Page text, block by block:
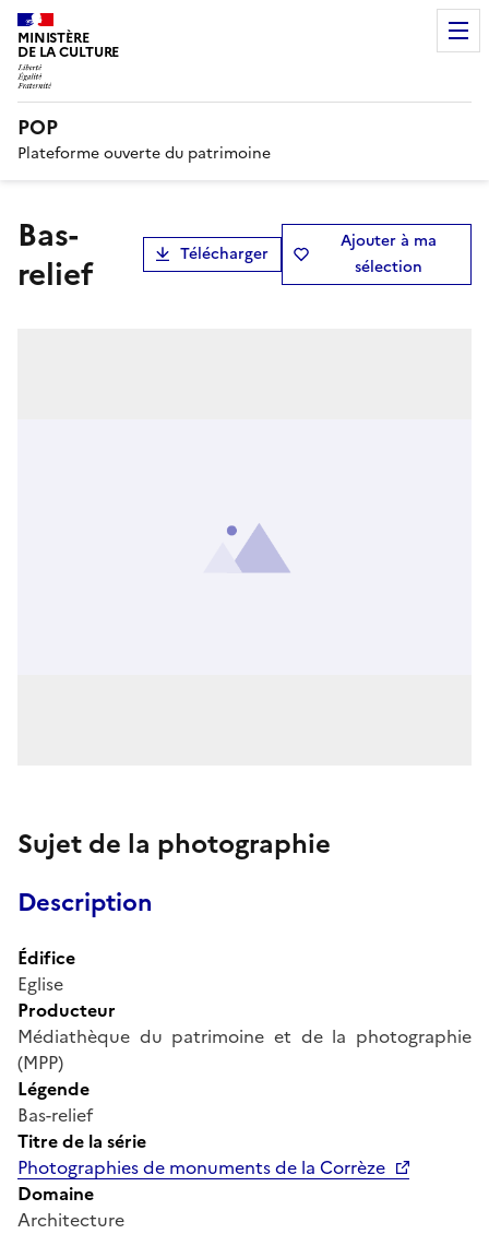
MINISTÈRE
DE LA CULTURE
POP
Plateforme ouverte du patrimoine
Bas-
relief
Télécharger
Ajouter à ma
sélection
Sujet de la photographie
Description
Édifice
Eglise
Producteur
Médiathèque du patrimoine et de la photographie
(MPP)
Légende
Bas-relief
Titre de la série
Photographies de monuments de la Corrèze
Domaine
Architecture